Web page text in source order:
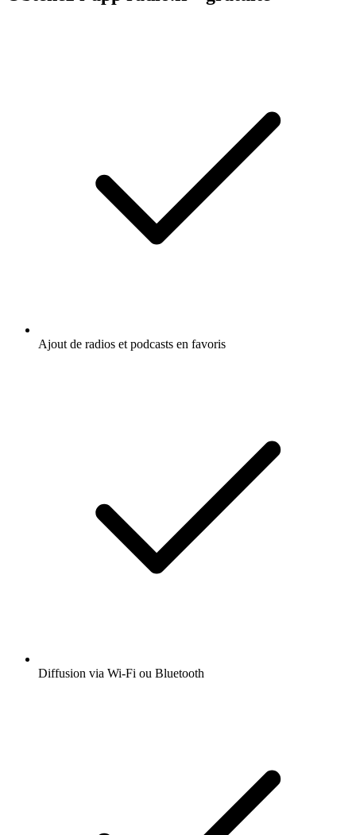
Ajout de radios et podcasts en favoris
Diffusion via Wi-Fi ou Bluetooth